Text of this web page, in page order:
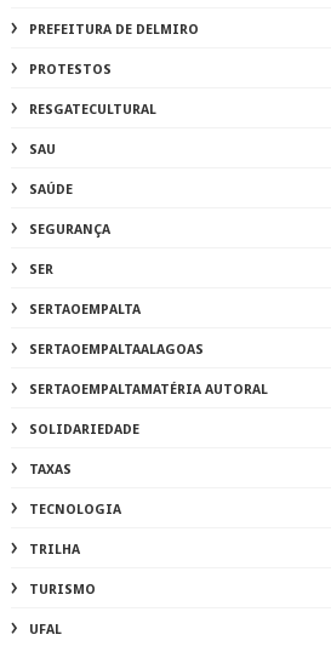
PREFEITURA DE DELMIRO
PROTESTOS
RESGATECULTURAL
SAU
SAÚDE
SEGURANÇA
SER
SERTAOEMPALTA
SERTAOEMPALTAALAGOAS
SERTAOEMPALTAMATÉRIA AUTORAL
SOLIDARIEDADE
TAXAS
TECNOLOGIA
TRILHA
TURISMO
UFAL